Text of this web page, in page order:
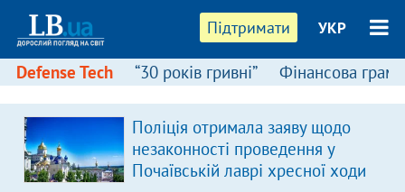
Підтримати УКР
Defense Tech “30 років гривні” Фінансова
Поліція отримала заяву щодо
незаконності проведення у
Почаївській лаврі хресної ходи